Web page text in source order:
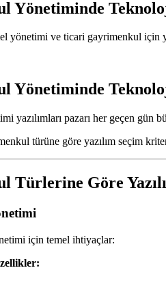
Yönetiminde
yönetimi ve ticari gayrimenkul için
Yönetiminde
yazılımları pazarı her geçen gün
türüne göre yazılım seçim
Türlerine Göre
için temel ihtiyaçlar: